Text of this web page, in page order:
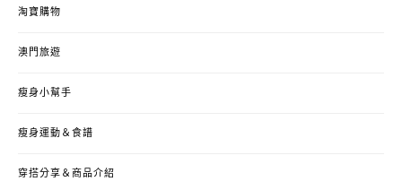
淘寶購物
澳門旅遊
瘦身小幫手
瘦身運動＆食譜
穿搭分享＆商品介紹